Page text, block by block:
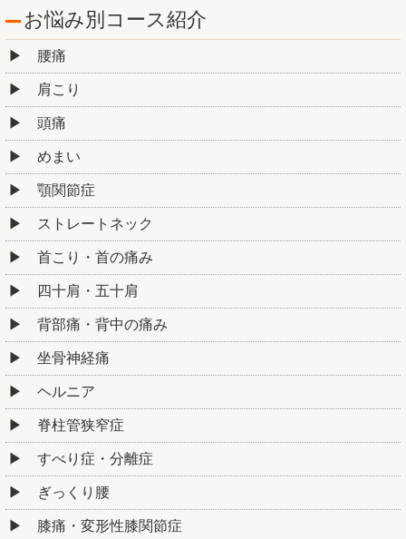
お悩み別コース紹介
腰痛
肩こり
頭痛
めまい
顎関節症
ストレートネック
首こり・首の痛み
四十肩・五十肩
背部痛・背中の痛み
坐骨神経痛
ヘルニア
脊柱管狭窄症
すべり症・分離症
ぎっくり腰
膝痛・変形性膝関節症